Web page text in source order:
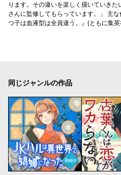
ります。その違いを楽しく描いていき
さんに監修してもらっています。」 主
つ子は血液型は全員違う。』(ともに集英
同じジャンルの作品